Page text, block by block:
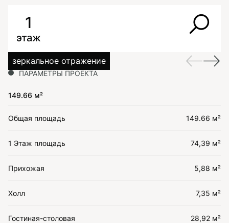
1
этаж
зеркальное отражение
ПАРАМЕТРЫ ПРОЕКТА
149.66 м²
Общая площадь 149.66 м²
1 Этаж площадь 74,39 м²
Прихожая 5,88 м²
Холл 7,35 м²
Гостиная-столовая 28,92 м²